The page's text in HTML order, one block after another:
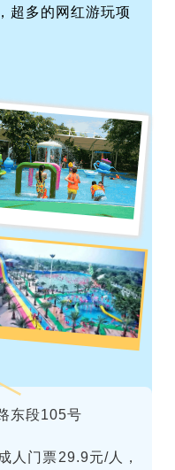
超多的网红游玩项
东段105号
人门票29.9元/人，